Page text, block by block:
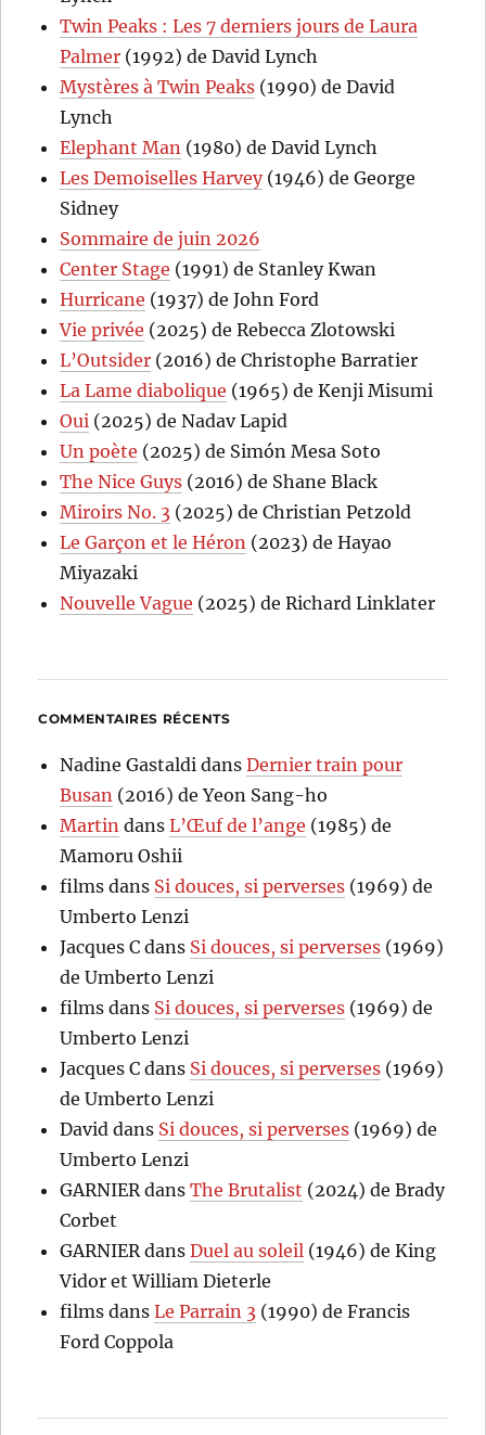
Twin Peaks : Les 7 derniers jours de Laura
Palmer (1992) de David Lynch
Mystères à Twin Peaks (1990) de David
Lynch
Elephant Man (1980) de David Lynch
Les Demoiselles Harvey(1946) de George
Sidney
Sommaire de juin 2026
Center Stage (1991) de Stanley Kwan
Hurricane (1937) de John Ford
Vie privée (2025) de Rebecca Zlotowski
L’Outsider (2016) de Christophe Barratier
La Lame diabolique (1965) de Kenji Misumi
Oui (2025) de Nadav Lapid
Un poète (2025) de Simón Mesa Soto
The Nice Guys (2016) de Shane Black
Miroirs No. 3 (2025) de Christian Petzold
Le Garçon et le Héron (2023) de Hayao
Miyazaki
Nouvelle Vague (2025) de Richard Linklater
COMMENTAIRES RÉCENTS
Nadine Gastaldi dansDernier train pour
Busan (2016) de Yeon Sang-ho
Martin dansL’Œuf de l’ange (1985) de
Mamoru Oshii
films dans Si douces, si perverses (1969) de
Umberto Lenzi
Jacques C dans Si douces, si perverses (1969)
de Umberto Lenzi
films dans Si douces, si perverses (1969) de
Umberto Lenzi
Jacques C dans Si douces, si perverses (1969)
de Umberto Lenzi
David dans Si douces, si perverses (1969) de
Umberto Lenzi
GARNIERdansThe Brutalist (2024) de Brady
Corbet
GARNIERdansDuel au soleil (1946) de King
Vidor et William Dieterle
films dansLe Parrain 3 (1990) de Francis
Ford Coppola